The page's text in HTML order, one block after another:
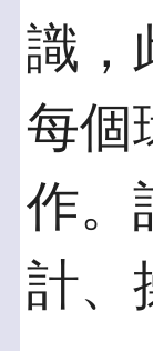
識，
每個
作。
計、